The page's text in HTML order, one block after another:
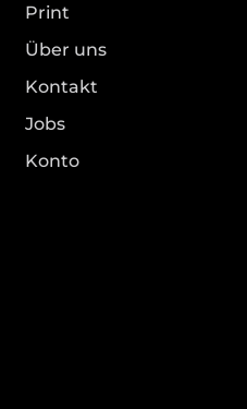
Print
Über uns
Kontakt
Jobs
Konto